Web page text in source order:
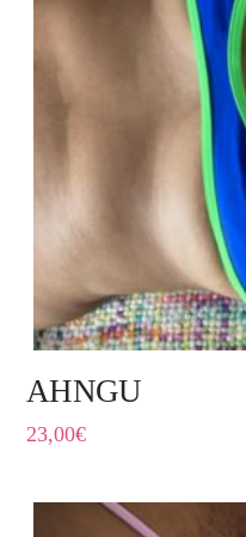
AHNGU
23,00€